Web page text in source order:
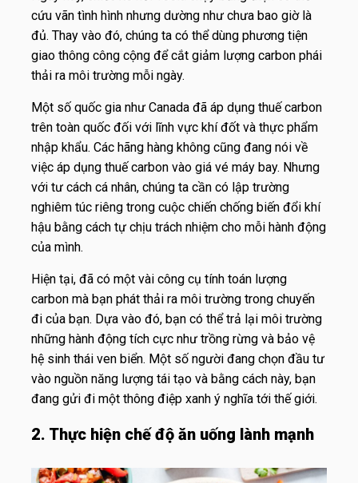
cứu vãn tình hình nhưng dường như chưa bao giờ là
đủ. Thay vào đó, chúng ta có thể dùng phương tiện
giao thông công cộng để cắt giảm lượng carbon phái
thải ra môi trường mỗi ngày.
Một số quốc gia như Canada đã áp dụng thuế carbon
trên toàn quốc đối với lĩnh vực khí đốt và thực phẩm
nhập khẩu. Các hãng hàng không cũng đang nói về
việc áp dụng thuế carbon vào giá vé máy bay. Nhưng
với tư cách cá nhân, chúng ta cần có lập trường
nghiêm túc riêng trong cuộc chiến chống biến đổi khí
hậu bằng cách tự chịu trách nhiệm cho mỗi hành động
của mình.
Hiện tại, đã có một vài công cụ tính toán lượng
carbon mà bạn phát thải ra môi trường trong chuyến
đi của bạn. Dựa vào đó, bạn có thể trả lại môi trường
những hành động tích cực như trồng rừng và bảo vệ
hệ sinh thái ven biển. Một số người đang chọn đầu tư
vào nguồn năng lượng tái tạo và bằng cách này, bạn
đang gửi đi một thông điệp xanh ý nghĩa tới thế giới.
2. Thực hiện chế độ ăn uống lành mạnh